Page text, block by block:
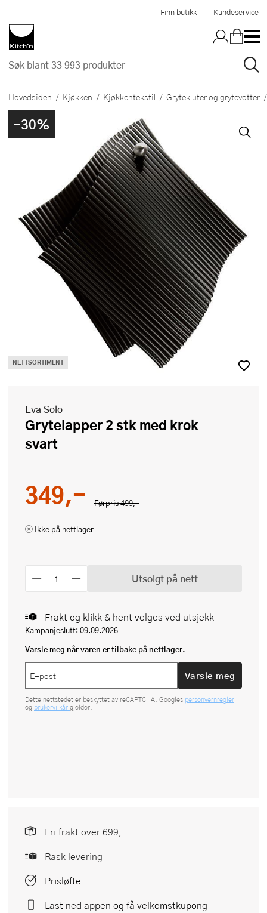
Finn butikk Kundeservice
Hovedsiden Kjøkken Kjøkkentekstil Grytekluter og grytevotter
-30%
NETTSORTIMENT
Eva Solo
Grytelapper 2 stk med krok
svart
Førpris499,-
349,-
Ikke på nettlager
Utsolgt på nett
Frakt og klikk & hent velges ved utsjekk
Kampanjeslutt: 09.09.2026
Varsle meg når varen er tilbake på nettlager.
Varsle meg
Dette nettstedet er beskyttet av reCAPTCHA. Googles personvernregler
og brukervilkår gjelder.
Fri frakt over 699,-
Rask levering
Prisløfte
Last ned appen og få velkomstkupong